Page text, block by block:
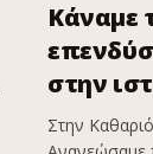
Κάναμε
στην
Στην